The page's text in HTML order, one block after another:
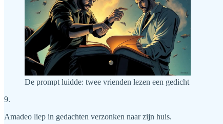
De prompt luidde: twee vrienden lezen een gedicht
9.
Amadeo liep in gedachten verzonken naar zijn huis.